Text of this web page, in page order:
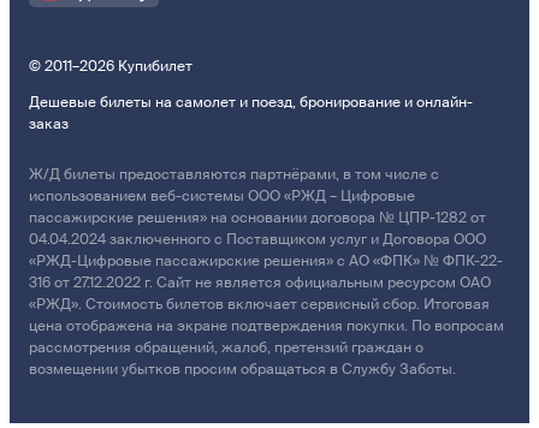
© 2011–2026 Купибилет
Дешевые билеты на самолет и поезд, бронирование и онлайн-
заказ
Ж/Д билеты предоставляются партнёрами, в том числе с
использованием веб-системы ООО «РЖД – Цифровые
пассажирские решения» на основании договора № ЦПР-1282 от
04.04.2024 заключенного с Поставщиком услуг и Договора ООО
«РЖД-Цифровые пассажирские решения» с АО «ФПК» № ФПК-22-
316 от 27.12.2022 г. Сайт не является официальным ресурсом ОАО
«РЖД». Стоимость билетов включает сервисный сбор. Итоговая
цена отображена на экране подтверждения покупки. По вопросам
рассмотрения обращений, жалоб, претензий граждан о
возмещении убытков просим обращаться в Службу Заботы.